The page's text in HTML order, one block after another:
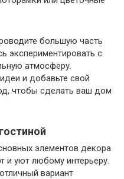
большую часть
экспериментировать с
атмосферу.
и добавьте свой
чтобы сделать ваш дом
элементов декора
и уют любому интерьеру.
вариант